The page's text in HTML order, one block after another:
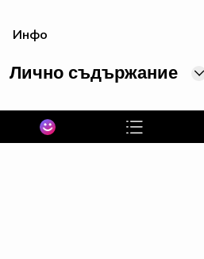
Инфо
Лично съдържание